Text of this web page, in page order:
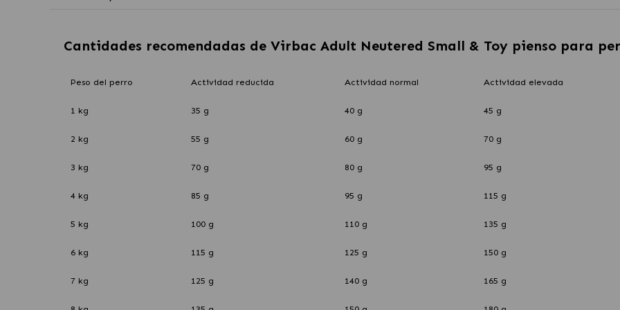
Cantidades recomendadas de Virbac Adult Neutered Small & Toy pienso para
Peso del perro Actividad reducida Actividad normal Actividad elevada
1 kg 35 g 40 g 45 g
2 kg 55 g 60 g 70 g
3 kg 70 g 80 g 95 g
4 kg 85 g 95 g 115 g
5 kg 100 g 110 g 135 g
6 kg 115 g 125 g 150 g
7 kg 125 g 140 g 165 g